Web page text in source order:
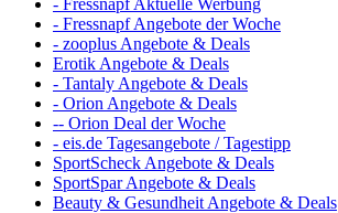
- Fressnapf Angebote der Woche
- zooplus Angebote & Deals
Erotik Angebote & Deals
- Tantaly Angebote & Deals
- Orion Angebote & Deals
-- Orion Deal der Woche
- eis.de Tagesangebote / Tagestipp
SportScheck Angebote & Deals
SportSpar Angebote & Deals
Beauty & Gesundheit Angebote & Deals